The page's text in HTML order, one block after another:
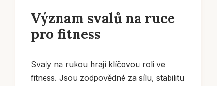
Význam svalů na ruce
pro fitness
Svaly na rukou hrají klíčovou roli ve
fitness. Jsou zodpovědné za sílu, stabilitu